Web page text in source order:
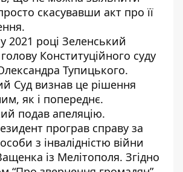
скасувавши акт про її
2021 році Зеленський
Конституційного суду
Тупицького.
Суд визнав це рішення
як і попереднє.
подав апеляцію.
програв справу за
з інвалідністю війни
із Мелітополя. Згідно